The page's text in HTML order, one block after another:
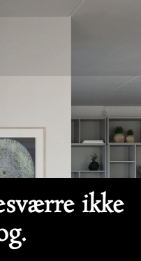
ikke